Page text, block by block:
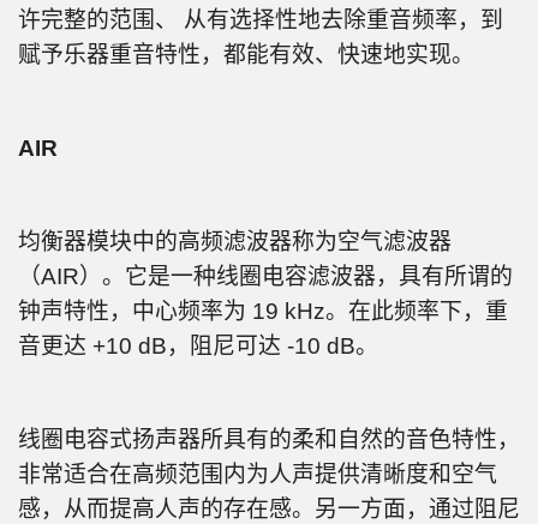
许完整的范围、 从有选择性地去除重音频率，到
赋予乐器重音特性，都能有效、快速地实现。
AIR
均衡器模块中的高频滤波器称为空气滤波器
（AIR）。它是一种线圈电容滤波器，具有所谓的
钟声特性，中心频率为 19 kHz。在此频率下，重
音更达 +10 dB，阻尼可达 -10 dB。
线圈电容式扬声器所具有的柔和自然的音色特性，
非常适合在高频范围内为人声提供清晰度和空气
感，从而提高人声的存在感。另一方面，通过阻尼